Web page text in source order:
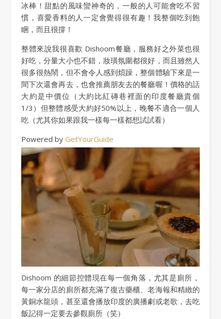
冰棒！甜點的風味蠻神奇的，一般的人可能會吃不習
慣，喜愛香料的人一定會覺得很有趣！我整個吃到飽
睏，而且很撐！
整體來說我很喜歡 Dishoom餐廳，服務好之外菜也很
好吃，分量大小也不錯，妝璜氛圍都很好，而且雖然人
很多很熱鬧，但不會令人感到煩躁，整個體驗下來是一
間下次還會再去，也會推薦朋友去的餐廳喔！價格的話
大約是中價位（大約比紅磚巷裡面的印度餐廳貴個
1/3）但整體感受大約好50%以上，晚餐不適合一個人
吃（尤其你如果跟我一樣每一樣都想試試看）
Powered by GetYourGuide
Dishoom 的細節控體現在每一個角落，尤其是廁所，
每一家分店的廁所都充滿了復古藥櫃、老海報和精緻的
黃銅水龍頭，甚至還會播放印度的廣播劇或老歌，去吃
飯記得一定要去參觀廁所（笑）